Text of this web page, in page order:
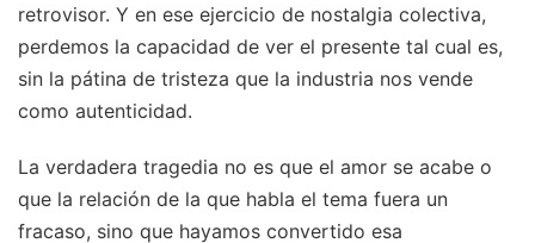
retrovisor. Y en ese ejercicio de nostalgia colectiva,
perdemos la capacidad de ver el presente tal cual es,
sin la pátina de tristeza que la industria nos vende
como autenticidad.
La verdadera tragedia no es que el amor se acabe o
que la relación de la que habla el tema fuera un
fracaso, sino que hayamos convertido esa